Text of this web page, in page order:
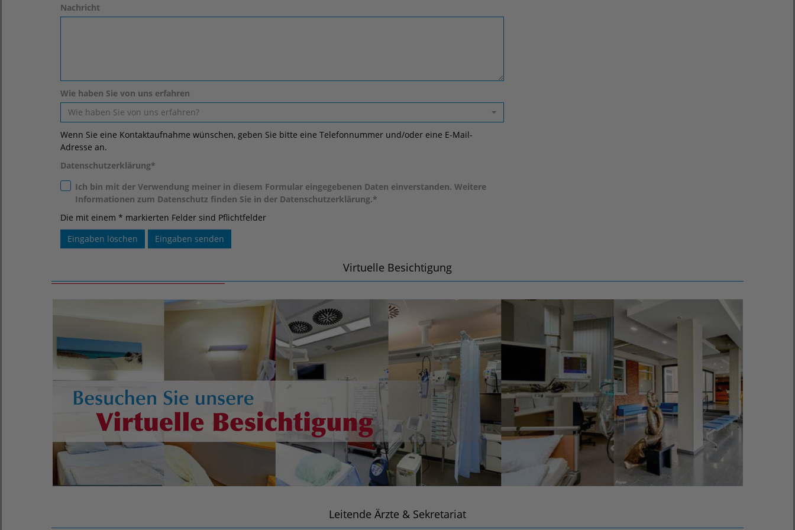
Nachricht
Wie haben Sie von uns erfahren
Wie haben Sie von uns erfahren?
Wenn Sie eine Kontaktaufnahme wünschen, geben Sie bitte eine Telefonnummer und/oder eine E-Mail-
Adresse an.
Datenschutzerklärung*
Ich bin mit der Verwendung meiner in diesem Formular eingegebenen Daten einverstanden. Weitere
Informationen zum Datenschutz finden Sie in der Datenschutzerklärung.*
Die mit einem * markierten Felder sind Pflichtfelder
Virtuelle Besichtigung
Leitende Ärzte & Sekretariat